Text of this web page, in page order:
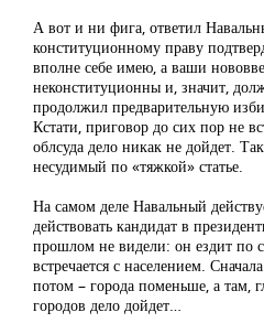
А вот и ни фига, ответил
конституционному праву
вполне себе имею, а ваши
неконституционны и, значит,
продолжил предварительную
Кстати, приговор до сих пор не
облсуда дело никак не дойдет.
несудимый по «тяжкой» статье.
На самом деле Навальный
действовать кандидат в
прошлом не видели: он ездит по
встречается с населением.
потом – города поменьше, а там,
городов дело дойдет…